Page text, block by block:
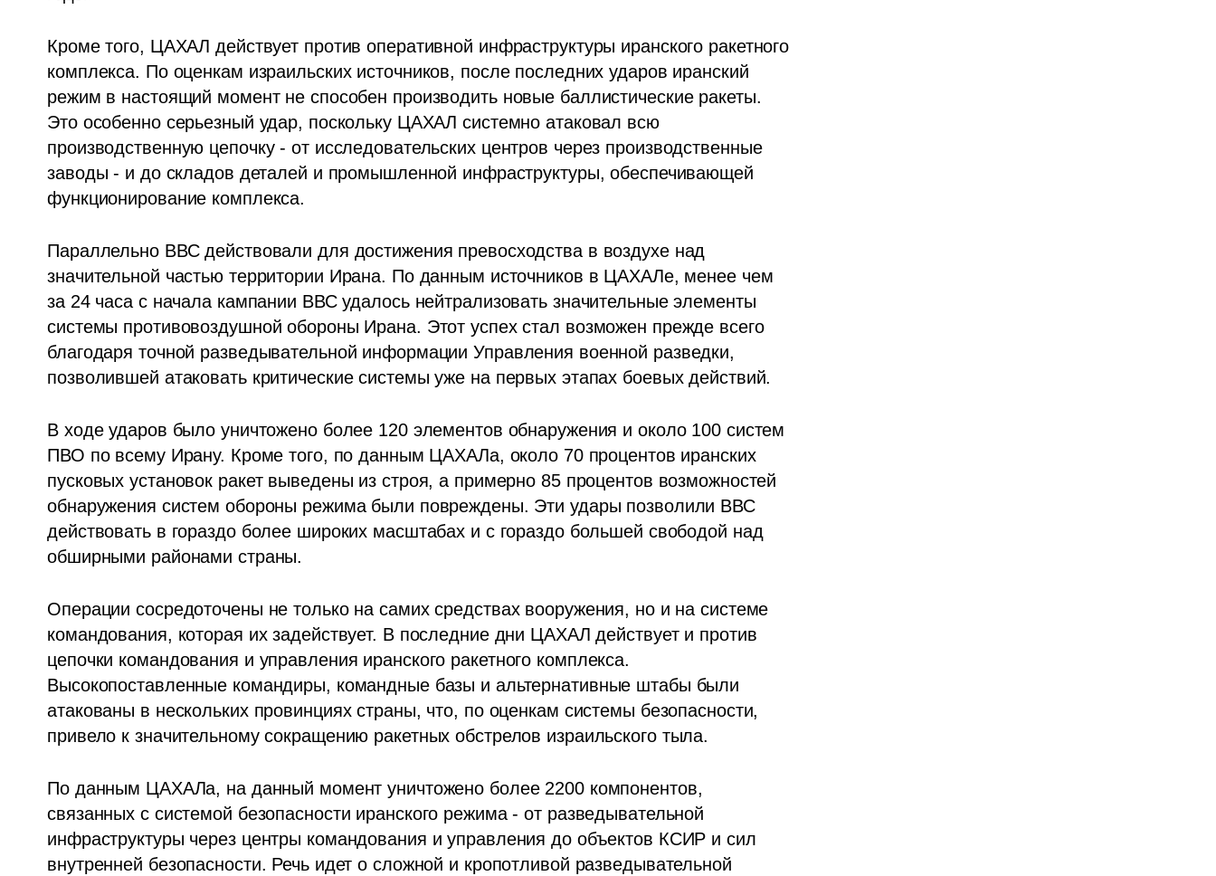
Кроме того, ЦАХАЛ действует против оперативной инфраструктуры иранского ракетного
комплекса. По оценкам израильских источников, после последних ударов иранский
режим в настоящий момент не способен производить новые баллистические ракеты.
Это особенно серьезный удар, поскольку ЦАХАЛ системно атаковал всю
производственную цепочку - от исследовательских центров через производственные
заводы - и до складов деталей и промышленной инфраструктуры, обеспечивающей
функционирование комплекса.
Параллельно ВВС действовали для достижения превосходства в воздухе над
значительной частью территории Ирана. По данным источников в ЦАХАЛе, менее чем
за 24 часа с начала кампании ВВС удалось нейтрализовать значительные элементы
системы противовоздушной обороны Ирана. Этот успех стал возможен прежде всего
благодаря точной разведывательной информации Управления военной разведки,
позволившей атаковать критические системы уже на первых этапах боевых действий.
В ходе ударов было уничтожено более 120 элементов обнаружения и около 100 систем
ПВО по всему Ирану. Кроме того, по данным ЦАХАЛа, около 70 процентов иранских
пусковых установок ракет выведены из строя, а примерно 85 процентов возможностей
обнаружения систем обороны режима были повреждены. Эти удары позволили ВВС
действовать в гораздо более широких масштабах и с гораздо большей свободой над
обширными районами страны.
Операции сосредоточены не только на самих средствах вооружения, но и на системе
командования, которая их задействует. В последние дни ЦАХАЛ действует и против
цепочки командования и управления иранского ракетного комплекса.
Высокопоставленные командиры, командные базы и альтернативные штабы были
атакованы в нескольких провинциях страны, что, по оценкам системы безопасности,
привело к значительному сокращению ракетных обстрелов израильского тыла.
По данным ЦАХАЛа, на данный момент уничтожено более 2200 компонентов,
связанных с системой безопасности иранского режима - от разведывательной
инфраструктуры через центры командования и управления до объектов КСИР и сил
внутренней безопасности. Речь идет о сложной и кропотливой разведывательной